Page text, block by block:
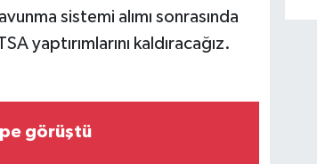
sistemi alımı sonrasında
yaptırımlarını kaldıracağız.
görüştü